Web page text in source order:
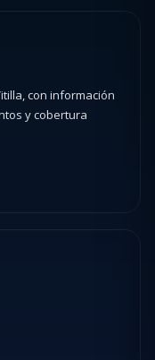
con información
y cobertura